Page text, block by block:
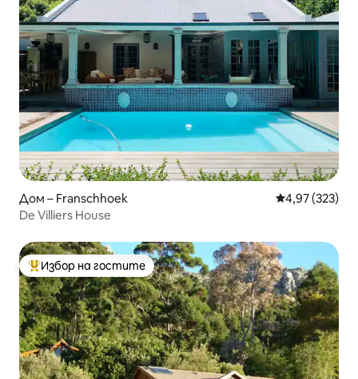
Дом – Franschhoek Средна
4,97 (323)
De Villiers House
Най-популярен избор на гостите
Избор на гостите